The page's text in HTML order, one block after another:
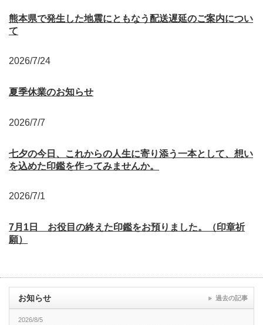
熊本県で発生した地震にともなう配送遅延のご案内につい
て
2026/7/24
夏季休業のお知らせ
2026/7/7
七夕の今日、これからの人生に寄り添う一本として、想い
を込めた印鑑を作ってみませんか。
2026/7/1
7月1日 お役目の終えた印鑑をお預りました。（印章祈
願）
お知らせ
2026/8/5
過去の記事